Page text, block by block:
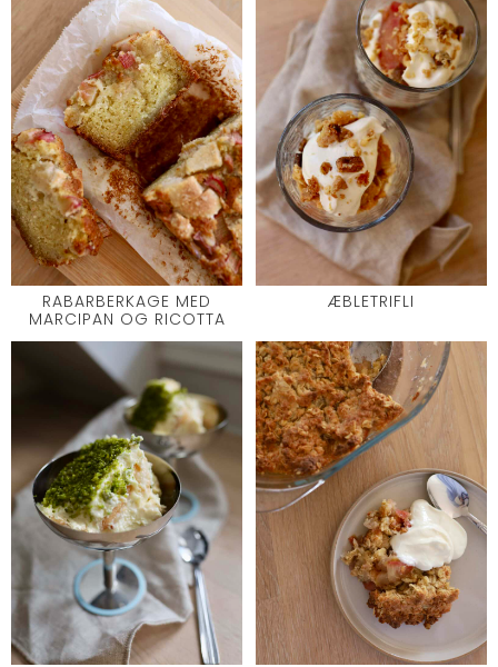
RABARBERKAGE MED
MARCIPAN OG RICOTTA
ÆBLETRIFLI